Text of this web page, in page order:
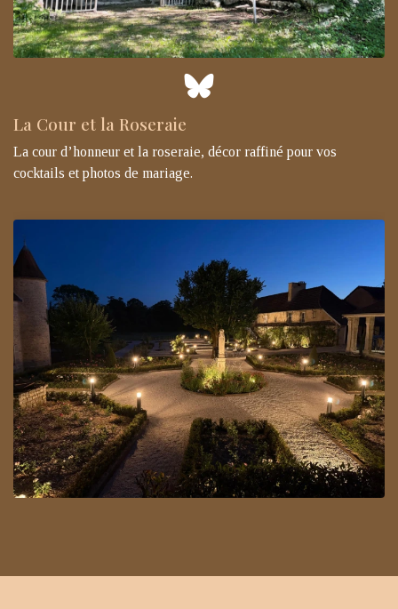
La Cour et la Roseraie
La cour d’honneur et la roseraie, décor raffiné pour vos
cocktails et photos de mariage.